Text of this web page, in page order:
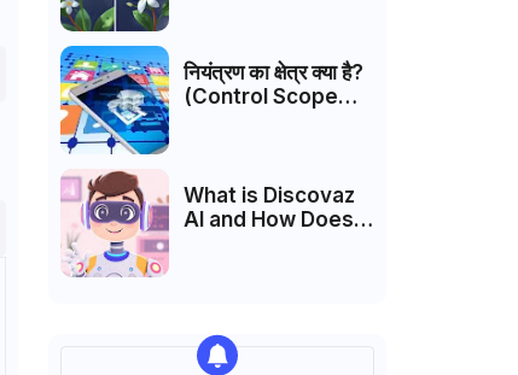
नियंत्रण का क्षेत्र क्या है?
(Control Scope
What is Discovaz
AI and How Does It